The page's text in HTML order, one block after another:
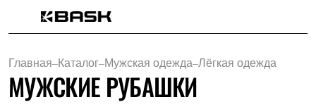
Мужская одежда
Утепленная пухом
Куртки
Главная–Каталог–Мужская одежда–Лёгкая одежда
МУЖСКИЕ РУБАШКИ